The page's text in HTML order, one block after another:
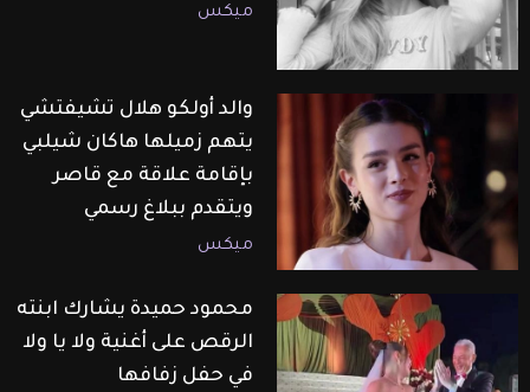
ميكس
والد أولكو هلال تشيفتشي
يتهم زميلها هاكان شيلبي
بإقامة علاقة مع قاصر
ويتقدم ببلاغ رسمي
ميكس
محمود حميدة يشارك ابنته
الرقص على أغنية ولا يا ولا
في حفل زفافها